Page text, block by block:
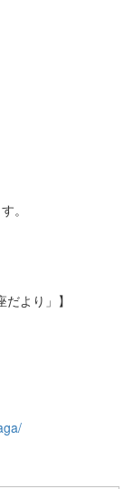
。
より」】